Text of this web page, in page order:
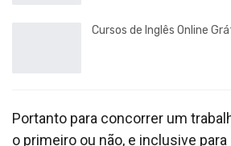
Cursos de Inglês Online
Portanto para concorrer um
o primeiro ou não, e inclusive